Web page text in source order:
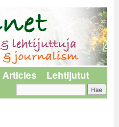
Articles
Lehtijutut